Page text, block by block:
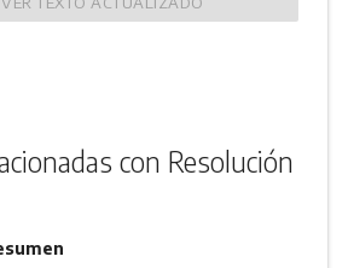
con Resolución